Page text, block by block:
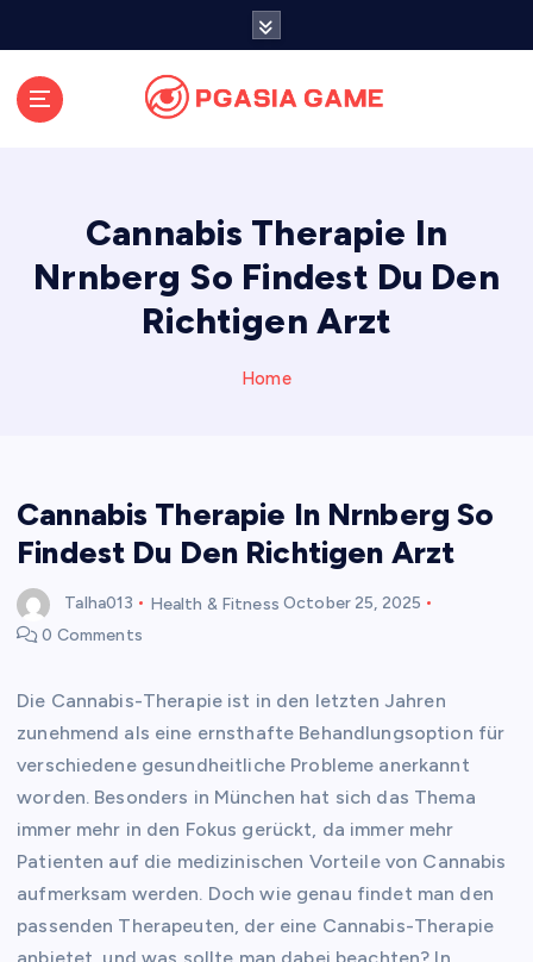
Cannabis Therapie In
Nrnberg So Findest Du Den
Richtigen Arzt
Home
Cannabis Therapie In Nrnberg So
Findest Du Den Richtigen Arzt
Talha013 Health & Fitness October 25, 2025
0 Comments
Die Cannabis-Therapie ist in den letzten Jahren
zunehmend als eine ernsthafte Behandlungsoption für
verschiedene gesundheitliche Probleme anerkannt
worden. Besonders in München hat sich das Thema
immer mehr in den Fokus gerückt, da immer mehr
Patienten auf die medizinischen Vorteile von Cannabis
aufmerksam werden. Doch wie genau findet man den
passenden Therapeuten, der eine Cannabis-Therapie